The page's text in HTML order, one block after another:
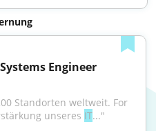
Engineer
Standorten weltweit. For
unseres IT..."